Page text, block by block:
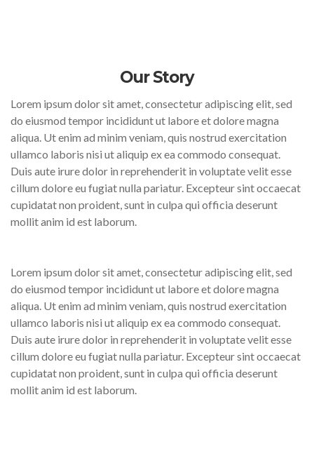
Our Story
Lorem ipsum dolor sit amet, consectetur adipiscing elit, sed
do eiusmod tempor incididunt ut labore et dolore magna
aliqua. Ut enim ad minim veniam, quis nostrud exercitation
ullamco laboris nisi ut aliquip ex ea commodo consequat.
Duis aute irure dolor in reprehenderit in voluptate velit esse
cillum dolore eu fugiat nulla pariatur. Excepteur sint occaecat
cupidatat non proident, sunt in culpa qui officia deserunt
mollit anim id est laborum.
Lorem ipsum dolor sit amet, consectetur adipiscing elit, sed
do eiusmod tempor incididunt ut labore et dolore magna
aliqua. Ut enim ad minim veniam, quis nostrud exercitation
ullamco laboris nisi ut aliquip ex ea commodo consequat.
Duis aute irure dolor in reprehenderit in voluptate velit esse
cillum dolore eu fugiat nulla pariatur. Excepteur sint occaecat
cupidatat non proident, sunt in culpa qui officia deserunt
mollit anim id est laborum.